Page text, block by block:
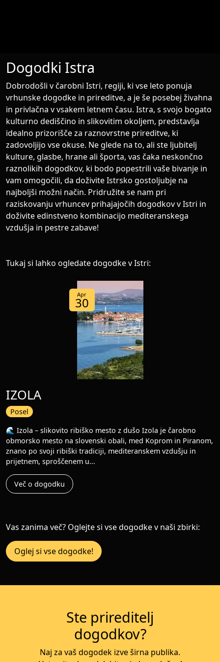
Dogodki Istra
Dobrodošli v čarobni Istri, regiji, ki vse leto ponuja
vrhunske dogodke in prireditve, a je še posebej živahna
in privlačna v vsakem letnem času. Istra, s svojo bogato
kulturno dediščino in slikovitim okoljem, predstavlja
idealno prizorišče za raznovrstne prireditve, ki
zadovoljijo vse okuse. Ne glede na to, ali ste ljubitelj
kulture, glasbe, hrane ali športa, vas čaka neskončno
raznolikih dogodkov, ki bodo popestrili vaše bivanje in
vam omogočili, da doživite Istrsko gostoljubje na
najboljši možni način. Pridružite se nam pri
raziskovanju vrhuncev prihajajočih dogodkov v Istri in
doživite edinstveno kombinacijo mediteranskega
vzdušja in pestre zabave!
Tukaj si lahko ogledate dogodke v Istri:
Apr
30
IZOLA
Posel
🌊 Izola – slikovito ribiško mesto z dušo Izola je čarobno
obmorsko mesto na slovenski obali, med Koprom in Piranom,
znano po svoji ribiški tradiciji, mediteranskem vzdušju in
prijetnem, sproščenem u...
Več o dogodku
Vas zanima več? Oglejte si vse dogodke v naši zbirki:
Oglej si vse dogodke!
Ste prireditelj
dogodkov?
Naj za vaš dogodek izve širna publika.